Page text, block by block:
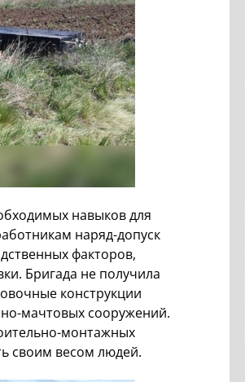
навыков для
наряд-допуск
факторов,
Бригада не получила
конструкции
мачтовых сооружений.
монтажных
своим весом людей.